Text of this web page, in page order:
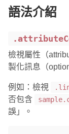
語法介紹
檢視屬性（
製化訊息（
例如：檢視
否包含
誤」。